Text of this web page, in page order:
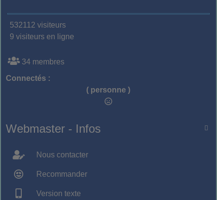
532112 visiteurs
9 visiteurs en ligne
34 membres
Connectés :
( personne )

Webmaster - Infos
Nous contacter
Recommander
Version texte